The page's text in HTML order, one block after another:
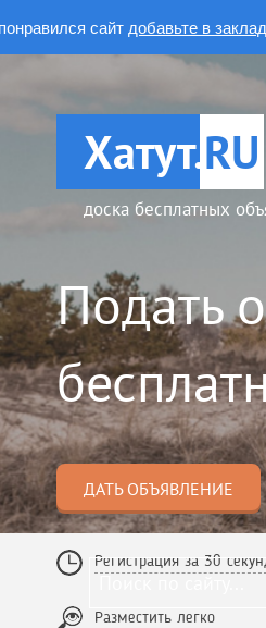
сайт добавьте в
Хатут.RU
доска бесплатных
Подать
ДАТЬ ОБЪЯВЛЕНИЕ
Регистрация за 30
Разместить легко